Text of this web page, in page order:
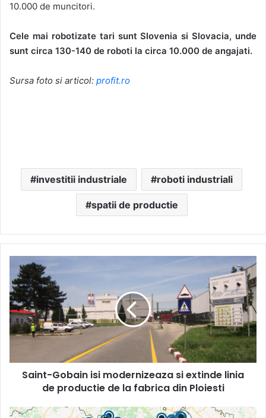
10.000 de muncitori.
Cele mai robotizate tari sunt Slovenia si Slovacia, unde
sunt circa 130-140 de roboti la circa 10.000 de angajati.
Sursa foto si articol: profit.ro
investitii industriale roboti industriali
spatii de productie
Gobain
isi
modernizeaza
si
extinde
linia
productie
din
Saint-Gobain isi modernizeaza si extinde linia
de productie de la fabrica din Ploiesti
Harta